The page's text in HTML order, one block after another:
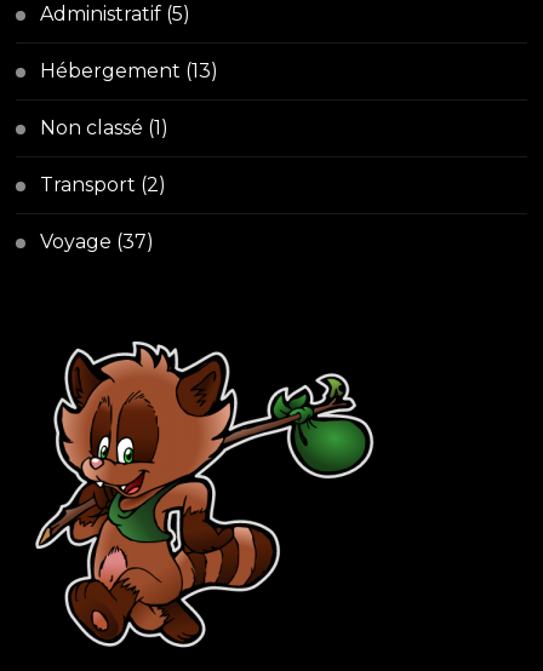
Administratif (5)
Hébergement (13)
Non classé (1)
Transport (2)
Voyage (37)